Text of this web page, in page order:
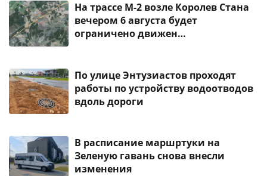
На трассе М-2 возле Королев Стана
вечером 6 августа будет
ограничено движен…
По улице Энтузиастов проходят
работы по устройству водоотводов
вдоль дороги
В расписание маршртуки на
Зеленую гавань снова внесли
изменения